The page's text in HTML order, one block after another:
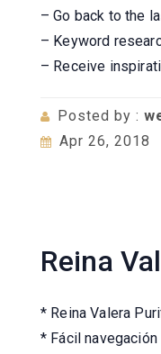
– Go back to the
– Keyword
– Receive
Posted by :
Apr 26, 2018
Reina
* Reina Valera
* Fácil navegación